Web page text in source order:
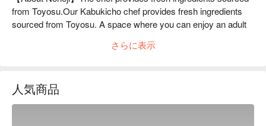
from Toyosu.Our Kabukicho chef provides fresh ingredients
sourced from Toyosu. A space where you can enjoy an adult
dishes are presented in a way that reflects the seasons, using
and various other occasions.
※ This translation includes content generated by AI.
さらに表示
人気商品